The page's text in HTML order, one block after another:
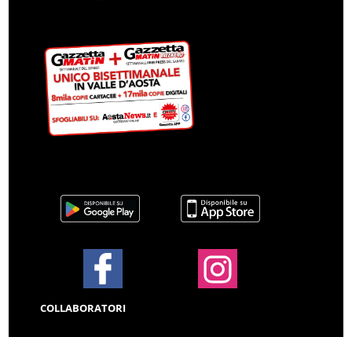
COLLABORATORI